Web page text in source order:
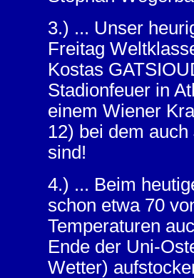
3.) ... Unser
Freitag
Kostas
Stadionfeuer in
einem Wiener
12) bei dem
sind!
4.) ... Beim
schon etwa 70
Temperaturen
Ende der Uni-
Wetter)